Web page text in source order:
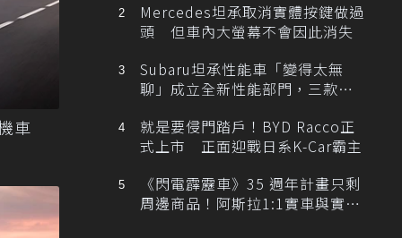
車
Mercedes坦承取消實體按鍵做過
頭 但車內大螢幕不會因此消失
Subaru坦承性能車「變得太無
聊」成立全新性能部門，三款手
就是要侵門踏戶！BYD Racco正
式上市 正面迎戰日系K-Car霸主
《閃電霹靂車》35 週年計畫只剩
周邊商品！阿斯拉1:1實車與實體